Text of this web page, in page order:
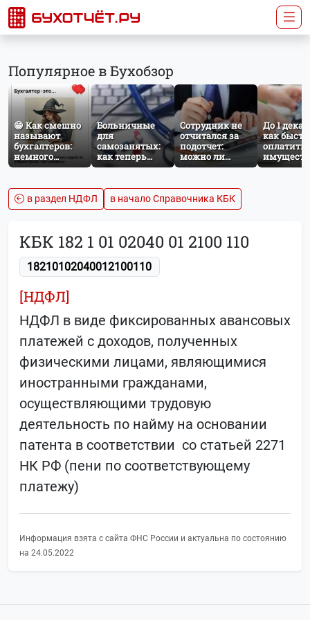
Популярное в Бухобзор
😁 Как смешно
называют
бухгалтеров:
немного
профессионального
Больничные
для
самозанятых:
как теперь
работает
социальное
страхование по
НПД
Сотрудник не
отчитался за
подотчет:
можно ли
удержать
зарплаты?
До 1
как
оплатить
налог за
в раздел НДФЛ
в начало Справочника КБК
КБК 182 1 01 02040 01 2100 110
18210102040012100110
[НДФЛ]
НДФЛ в виде фиксированных авансовых
платежей с доходов, полученных
физическими лицами, являющимися
иностранными гражданами,
осуществляющими трудовую
деятельность по найму на основании
патента в соответствии со статьей 2271
НК РФ (пени по соответствующему
платежу)
Информация взята с сайта ФНС России и актуальна по состоянию
на 24.05.2022